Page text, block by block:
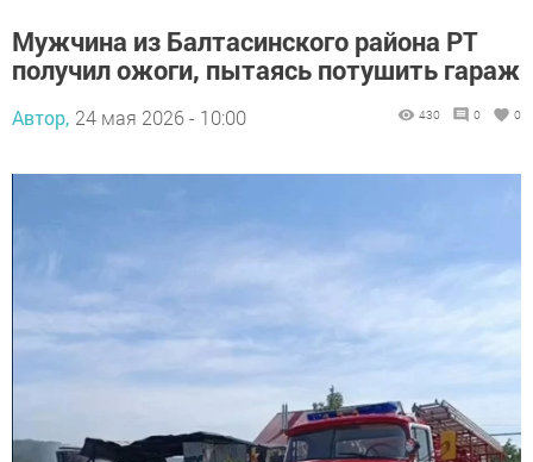
Мужчина из Балтасинского района РТ
получил ожоги, пытаясь потушить гараж
Автор, 24 мая 2026 - 10:00 430 0 0